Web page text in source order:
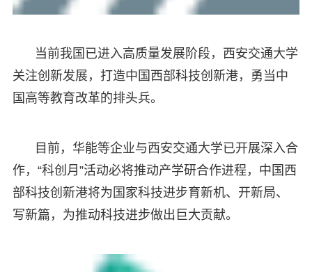
当前我国已进入高质量发展阶段，西安交通大学
关注创新发展，打造中国西部科技创新港，勇当中
国高等教育改革的排头兵。
目前，华能等企业与西安交通大学已开展深入合
作，“科创月”活动必将推动产学研合作进程，中国西
部科技创新港将为国家科技进步育新机、开新局、
写新篇，为推动科技进步做出巨大贡献。